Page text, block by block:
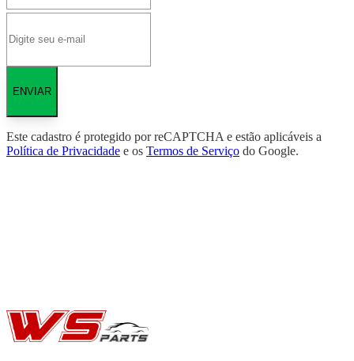
ENVIAR
Este cadastro é protegido por reCAPTCHA e estão aplicáveis a
Política de Privacidade e os Termos de Serviço do Google.